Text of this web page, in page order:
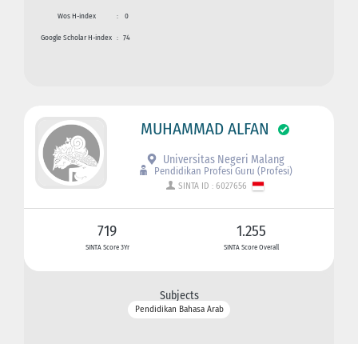
Wos H-index : 0
Google Scholar H-index : 74
MUHAMMAD ALFAN
Universitas Negeri Malang
Pendidikan Profesi Guru (Profesi)
SINTA ID : 6027656
719
SINTA Score 3Yr
1.255
SINTA Score Overall
Subjects
Pendidikan Bahasa Arab